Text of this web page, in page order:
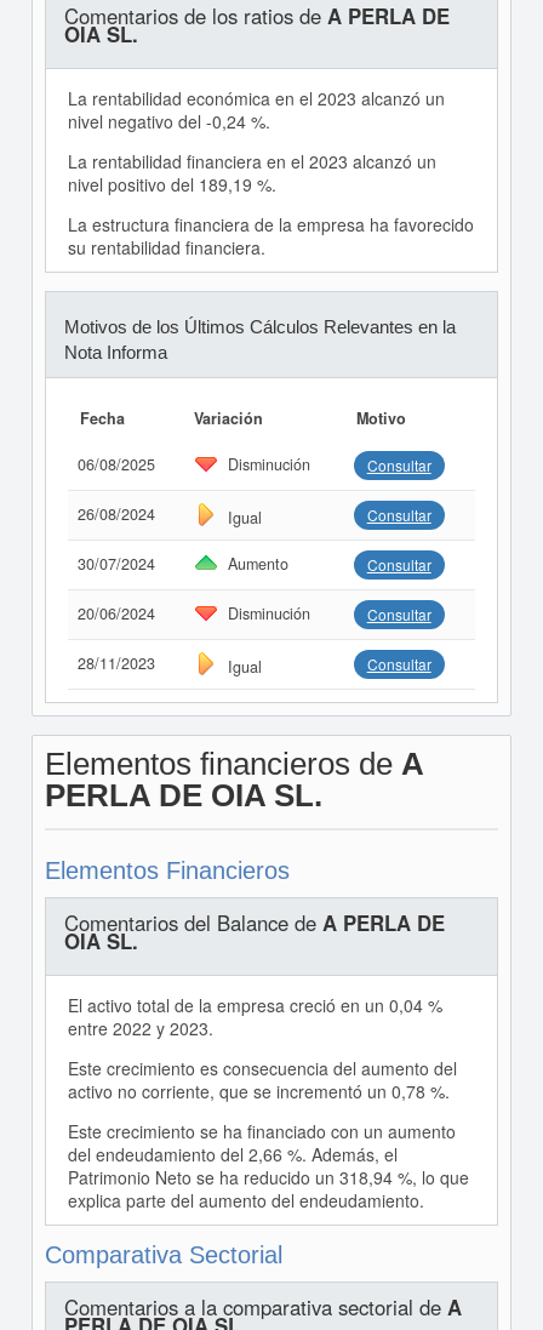
Comentarios de los ratios de A PERLA DE
OIA SL.
La rentabilidad económica en el 2023 alcanzó un
nivel negativo del -0,24 %.
La rentabilidad financiera en el 2023 alcanzó un
nivel positivo del 189,19 %.
La estructura financiera de la empresa ha favorecido
su rentabilidad financiera.
Motivos de los Últimos Cálculos Relevantes en la
Nota Informa
Fecha Variación Motivo
06/08/2025 Disminución Consultar
26/08/2024 Igual Consultar
30/07/2024 Aumento Consultar
20/06/2024 Disminución Consultar
28/11/2023 Igual Consultar
Elementos financieros de A
PERLA DE OIA SL.
Elementos Financieros
Comentarios del Balance de A PERLA DE
OIA SL.
El activo total de la empresa creció en un 0,04 %
entre 2022 y 2023.
Este crecimiento es consecuencia del aumento del
activo no corriente, que se incrementó un 0,78 %.
Este crecimiento se ha financiado con un aumento
del endeudamiento del 2,66 %. Además, el
Patrimonio Neto se ha reducido un 318,94 %, lo que
explica parte del aumento del endeudamiento.
Comparativa Sectorial
Comentarios a la comparativa sectorial de A